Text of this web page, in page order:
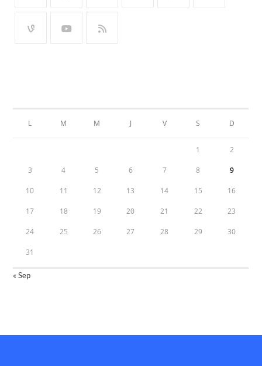
L M M J V S D
1 2
3 4 5 6 7 8 9
10 11 12 13 14 15 16
17 18 19 20 21 22 23
24 25 26 27 28 29 30
31
« Sep